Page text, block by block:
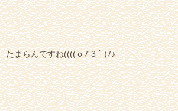
たまらんですね((((ｏﾉ´3｀)ﾉ♪